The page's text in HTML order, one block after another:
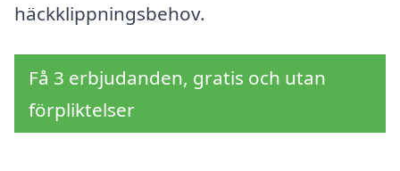
häckklippningsbehov.
Få 3 erbjudanden, gratis och utan
förpliktelser